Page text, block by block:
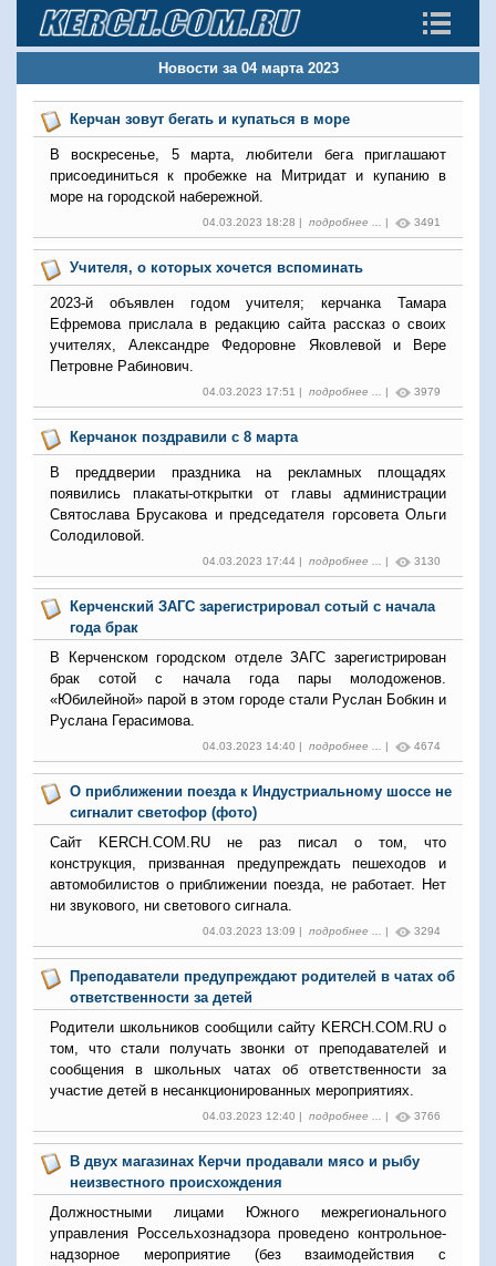
Новости за 04 марта 2023
Керчан зовут бегать и купаться в море
В воскресенье, 5 марта, любители бега приглашают
присоединиться к пробежке на Митридат и купанию в
море на городской набережной.
04.03.2023 18:28 | подробнее ... | 3491
Учителя, о которых хочется вспоминать
2023-й объявлен годом учителя; керчанка Тамара
Ефремова прислала в редакцию сайта рассказ о своих
учителях, Александре Федоровне Яковлевой и Вере
Петровне Рабинович.
04.03.2023 17:51 | подробнее ... | 3979
Керчанок поздравили с 8 марта
В преддверии праздника на рекламных площадях
появились плакаты-открытки от главы администрации
Святослава Брусакова и председателя горсовета Ольги
Солодиловой.
04.03.2023 17:44 | подробнее ... | 3130
Керченский ЗАГС зарегистрировал сотый с начала
года брак
В Керченском городском отделе ЗАГС зарегистрирован
брак сотой с начала года пары молодоженов.
«Юбилейной» парой в этом городе стали Руслан Бобкин и
Руслана Герасимова.
04.03.2023 14:40 | подробнее ... | 4674
О приближении поезда к Индустриальному шоссе не
сигналит светофор (фото)
Сайт KERCH.COM.RU не раз писал о том, что
конструкция, призванная предупреждать пешеходов и
автомобилистов о приближении поезда, не работает. Нет
ни звукового, ни светового сигнала.
04.03.2023 13:09 | подробнее ... | 3294
Преподаватели предупреждают родителей в чатах об
ответственности за детей
Родители школьников сообщили сайту KERCH.COM.RU о
том, что стали получать звонки от преподавателей и
сообщения в школьных чатах об ответственности за
участие детей в несанкционированных мероприятиях.
04.03.2023 12:40 | подробнее ... | 3766
В двух магазинах Керчи продавали мясо и рыбу
неизвестного происхождения
Должностными лицами Южного межрегионального
управления Россельхознадзора проведено контрольное-
надзорное мероприятие (без взаимодействия с